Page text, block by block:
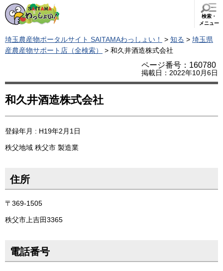
検索・
メニュー
埼玉農産物ポータルサイト SAITAMAわっしょい！ > 知る > 埼玉県
産農産物サポート店（全検索）
> 和久井酒造株式会社
ページ番号：160780
掲載日：2022年10月6日
和久井酒造株式会社
登録年月 : H19年2月1日
秩父地域 秩父市 製造業
住所
〒369-1505
秩父市上吉田3365
電話番号